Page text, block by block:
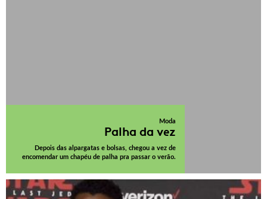
Moda
Palha da vez
Depois das alpargatas e bolsas, chegou a vez de
encomendar um chapéu de palha pra passar o verão.